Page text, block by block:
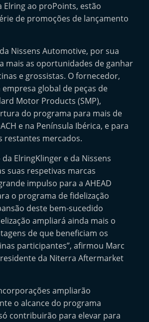
o
A
t
e
r
m
a
r
t
A
u
o
m
ó
v
l
e
m
Elring ao proPoints, estão
de promoções de lançamento
Nissens Automotive, por sua
mais as oportunidades de ganhar
e grossistas. O fornecedor,
global de peças de
Motor Products (SMP),
do programa para mais de
e na Península Ibérica, e para
restantes mercados.
ElringKlinger e da Nissens
suas respetivas marcas
impulso para a AHEAD
o programa de fidelização
deste bem-sucedido
ampliará ainda mais o
de que beneficiam os
participantes”, afirmou Marc
da Niterra Aftermarket
ampliarão
o alcance do programa
contribuirão para elevar para